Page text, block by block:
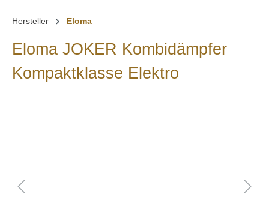
Hersteller Eloma
Eloma JOKER Kombidämpfer
Kompaktklasse Elektro